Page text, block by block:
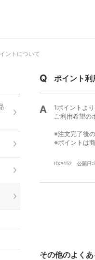
ントについて
ポイント利
1ポイントよ
ご利用希望の
※注文完了後
※ポイントは
ID:A152 公開日
その他のよく